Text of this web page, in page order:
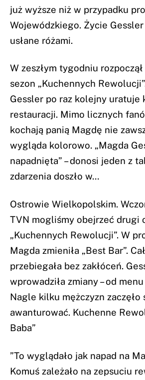
już wyższe niż w przypadku
Wojewódzkiego. Życie
usłane różami.
W zeszłym tygodniu
sezon „Kuchennych
Gessler po raz kolejny uratuje
restauracji. Mimo licznych
kochają panią Magdę nie
wygląda kolorowo. „Magda
napadnięta” – donosi jeden z
zdarzenia doszło w…
Ostrowie Wielkopolskim.
TVN mogliśmy obejrzeć drugi
„Kuchennych Rewolucji”. W
Magda zmieniła „Best Bar”.
przebiegała bez zakłóceń.
wprowadziła zmiany – od
Nagle kilku mężczyzn zaczęło
awanturować. Kuchenne
Baba”
”To wyglądało jak napad na
Komuś zależało na zepsuciu